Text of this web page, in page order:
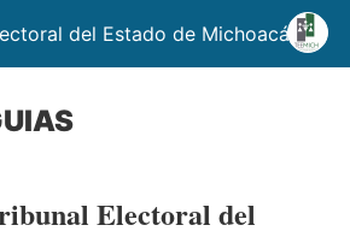
del Estado de Michoacán
Electoral del